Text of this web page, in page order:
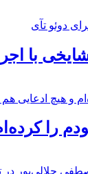
با
را